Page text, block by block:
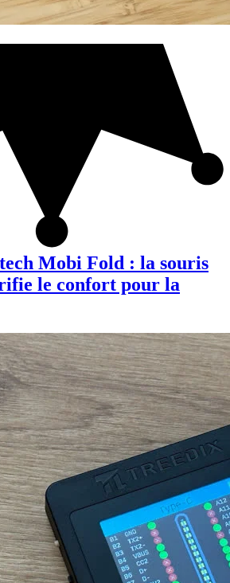
Mobi Fold : la souris
le confort pour la